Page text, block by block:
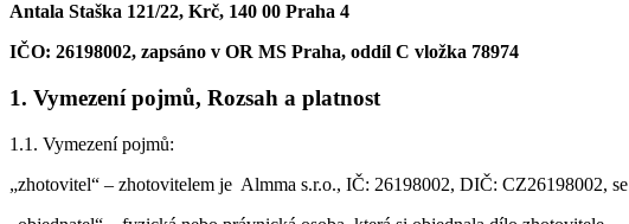
Antala Staška 121/22, Krč, 140 00 Praha 4
IČO: 26198002, zapsáno v OR MS Praha, oddíl C vložka 78974
1. Vymezení pojmů, Rozsah a platnost
1.1. Vymezení pojmů:
„zhotovitel“ – zhotovitelem je Almma s.r.o., IČ: 26198002, DIČ: CZ26198002,